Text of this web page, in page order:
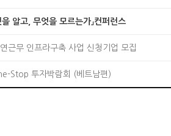
알고, 무엇을 모르는가」컨퍼런스
근무 인프라구축 사업 신청기업 모집
Stop 투자박람회 (베트남편)